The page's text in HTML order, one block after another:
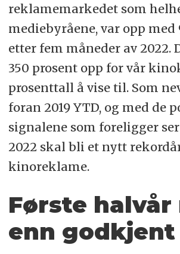
reklamemarkedet som
mediebyråene, var opp med
etter fem måneder av 2022.
350 prosent opp for vår
prosenttall å vise til. Som
foran 2019 YTD, og med de
signalene som foreligger
2022 skal bli et nytt
kinoreklame.
Første halvår
enn godkjent